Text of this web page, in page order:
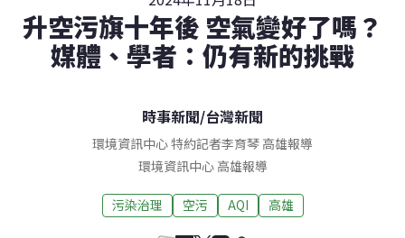
升空污旗十年後 空氣變好了嗎？
媒體、學者：仍有新的挑戰
時事新聞/台灣新聞
環境資訊中心 特約記者李育琴 高雄報導
環境資訊中心 高雄報導
污染治理 空污 AQI 高雄